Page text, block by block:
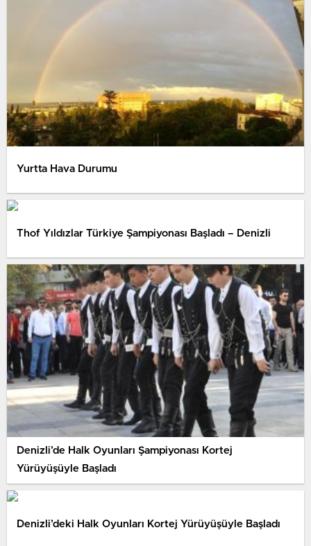
Yurtta Hava Durumu
Thof Yıldızlar Türkiye Şampiyonası Başladı – Denizli
Denizli’de Halk Oyunları Şampiyonası Kortej
Yürüyüşüyle Başladı
Denizli’deki Halk Oyunları Kortej Yürüyüşüyle Başladı